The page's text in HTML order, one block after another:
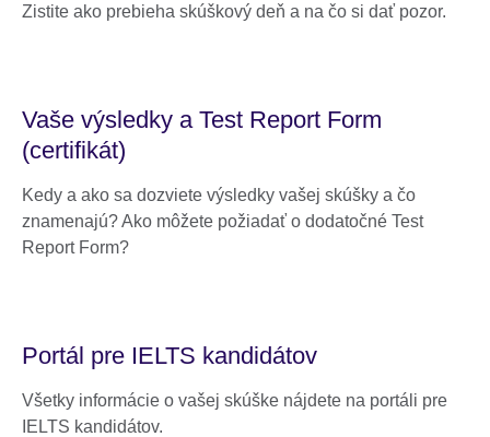
Zistite ako prebieha skúškový deň a na čo si dať pozor.
Vaše výsledky a Test Report Form
(certifikát)
Kedy a ako sa dozviete výsledky vašej skúšky a čo
znamenajú? Ako môžete požiadať o dodatočné Test
Report Form?
Portál pre IELTS kandidátov
Všetky informácie o vašej skúške nájdete na portáli pre
IELTS kandidátov.